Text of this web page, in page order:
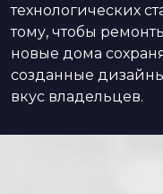
технологических
тому, чтобы
новые дома
созданные
вкус владельцев.